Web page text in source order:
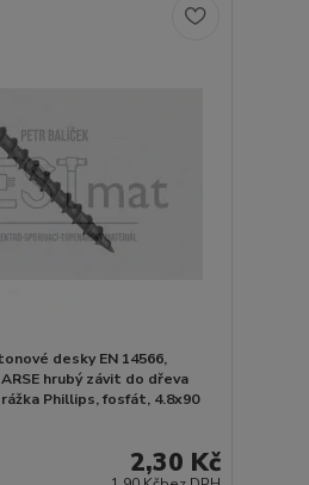
desky EN 14566,
hrubý závit do dřeva
Phillips, fosfát, 4.8x90
2,30 Kč